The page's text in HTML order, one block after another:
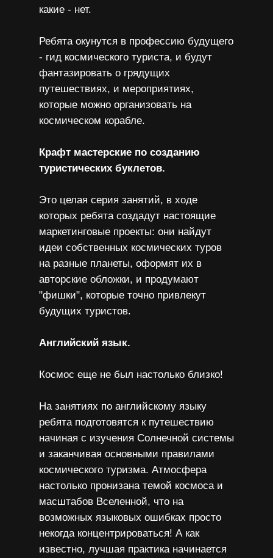
какие - нет.
Ребята окунутся в профессию будущего
- гид космического туриста, и будут
фантазировать о грядущих
путешествиях, и мероприятиях,
которые можно организовать на
космическом корабле.
Крафт мастерские по созданию
туристических буклетов.
Это целая серия занятий, в ходе
которых ребята создадут настоящие
маркетинговые проекты: они найдут
идеи собственных космических туров
на разные планеты, оформят их в
авторские обложки, и продумают
"фишки", которые точно привлекут
будущих туристов.
Английский язык.
Космос еще не был настолько близко!
На занятиях по английскому языку
ребята подготовятся к путешествию
начиная с изучения Солнечной системы
и заканчивая основными правилами
космического туризма. Атмосфера
настолько пронизана темой космоса и
масштабов Вселенной, что на
возможных языковых ошибках просто
некогда концентрироваться! А как
известно, лучшая практика начинается